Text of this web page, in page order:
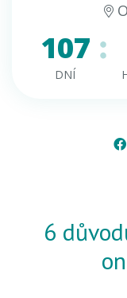
107
DNÍ
6